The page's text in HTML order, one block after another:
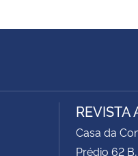
REVISTA
Casa da
Prédio 62